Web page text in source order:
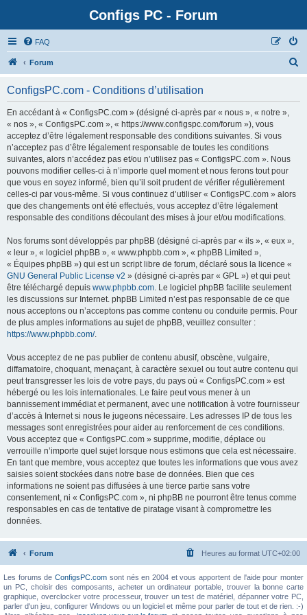
Configs PC - Forum
FAQ
Forum
ConfigsPC.com - Conditions d’utilisation
En accédant à « ConfigsPC.com » (désigné ci-après par « nous », « notre »,
« nos », « ConfigsPC.com », « https://www.configspc.com/forum »), vous
acceptez d’être légalement responsable des conditions suivantes. Si vous
n’acceptez pas d’être légalement responsable de toutes les conditions
suivantes, alors n’accédez pas et/ou n’utilisez pas « ConfigsPC.com ». Nous
pouvons modifier celles-ci à n’importe quel moment et nous ferons tout pour
que vous en soyez informé, bien qu’il soit prudent de vérifier régulièrement
celles-ci par vous-même. Si vous continuez d’utiliser « ConfigsPC.com » alors
que des changements ont été effectués, vous acceptez d’être légalement
responsable des conditions découlant des mises à jour et/ou modifications.
Nos forums sont développés par phpBB (désigné ci-après par « ils », « eux »,
« leur », « logiciel phpBB », « www.phpbb.com », « phpBB Limited »,
« Équipes phpBB ») qui est un script libre de forum, déclaré sous la licence «
GNU General Public License v2 » (désigné ci-après par « GPL ») et qui peut
être téléchargé depuis www.phpbb.com. Le logiciel phpBB facilite seulement
les discussions sur Internet. phpBB Limited n’est pas responsable de ce que
nous acceptons ou n’acceptons pas comme contenu ou conduite permis. Pour
de plus amples informations au sujet de phpBB, veuillez consulter :
https://www.phpbb.com/.
Vous acceptez de ne pas publier de contenu abusif, obscène, vulgaire,
diffamatoire, choquant, menaçant, à caractère sexuel ou tout autre contenu qui
peut transgresser les lois de votre pays, du pays où « ConfigsPC.com » est
hébergé ou les lois internationales. Le faire peut vous mener à un
bannissement immédiat et permanent, avec une notification à votre fournisseur
d’accès à Internet si nous le jugeons nécessaire. Les adresses IP de tous les
messages sont enregistrées pour aider au renforcement de ces conditions.
Vous acceptez que « ConfigsPC.com » supprime, modifie, déplace ou
verrouille n’importe quel sujet lorsque nous estimons que cela est nécessaire.
En tant que membre, vous acceptez que toutes les informations que vous avez
saisies soient stockées dans notre base de données. Bien que ces
informations ne soient pas diffusées à une tierce partie sans votre
consentement, ni « ConfigsPC.com », ni phpBB ne pourront être tenus comme
responsables en cas de tentative de piratage visant à compromettre les
données.
Forum Heures au format UTC+02:00
Les forums deConfigsPC.com sont nés en 2004 et vous apportent de l'aide pour monter
un PC, choisir des composants, acheter un ordinateur portable, trouver la bonne carte
graphique, overclocker votre processeur, trouver un test de matériel, dépanner votre PC,
parler d'un jeu, configurer Windows ou un logiciel et même pour parler de tout et de rien. :-)